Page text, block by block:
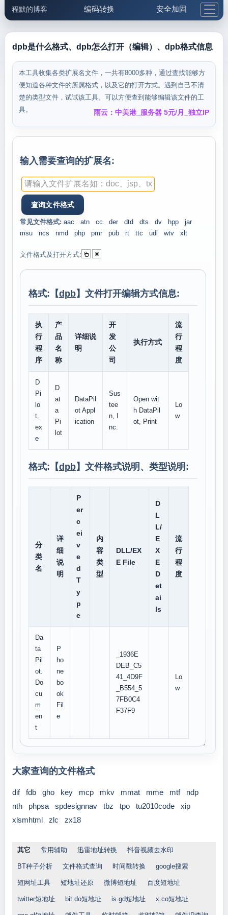
程默的博客 编码转换 安全加固
邮件工具 生活便民 更多工具
5.1支付宝大红包
dpb是什么格式、dpb怎么打开（编辑）、dpb格式信息
本工具收集各类扩展名文件，一共有8000多种，通过查找能够方
便知道各种文件的所属格式，以及它的打开方式。遇到自己不清
楚的类型文件，试试该工具。可以方便查到能够编辑该文件的工
具。
雨云：中美港_服务器 5元/月_独立IP
输入需要查询的扩展名:
常见文件格式: aac atn cc der dtd dts dv hpp
jar
msu
ncs nmd php pmr pub rt ttc udl wtv xlt
文件格式及打开方式:
格式:【dpb】文件打开编辑方式信息:
执
行
程
序
产
品
名
称
详细说
明
开
发
公
司
执行方式
流
行
程
度
D
Pi
lo
t.
ex
e
D
at
a
Pi
lot
DataPil
ot Appl
ication
Sus
tee
n, I
nc.
Open wit
h DataPil
ot, Print
Lo
w
格式:【dpb】文件格式说明、类型说明:
分
类
名
详
细
说
明
P
er
c
ei
v
e
d
T
y
p
e
内
容
类
型
DLL/EX
E File
D
L
L/
E
X
E
D
et
ai
ls
流
行
程
度
Da
ta
Pil
ot.
Do
cu
m
en
t
P
ho
ne
bo
ok
Fil
e
_1936E
DEB_C5
41_4D9F
_B554_5
7FB0C4
F37F9
Lo
w
大家查询的文件格式
dif fdb gho key mcp mkv mmat mme mtf
ndp
nth
phpsa spdesignnav tbz tpo tu2010code
xip
xlsmhtml
zlc zx18
其它 常用辅助 迅雷地址转换 抖音视频去水印
BT种子分析 文件格式查询 时间戳转换 google搜索
短网址工具 短地址还原 微博短地址 百度短地址
twitter短地址 bit.do短地址 is.gd短地址 x.co短地址